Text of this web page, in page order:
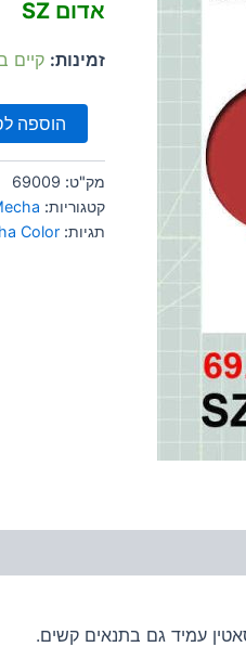
אדום SZ
זמינות: קיים
הוספה
מק"ט: 69009
קטגוריות:
תגיות: Color